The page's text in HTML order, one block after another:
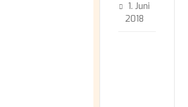
1. Juni
2018